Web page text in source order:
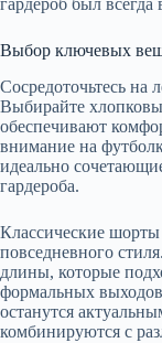
гардероб был
Выбор ключевых
Сосредоточьтесь на
Выбирайте
обеспечивают
внимание на
идеально
гардероба.
Классические
повседневного
длины, которые
формальных
останутся
комбинируются с